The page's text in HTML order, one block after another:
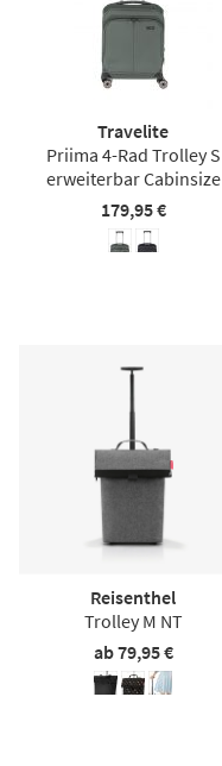
Travelite
Priima 4-Rad Trolley S
erweiterbar Cabinsize
179,95 €
Reisenthel
Trolley M NT
ab 79,95 €